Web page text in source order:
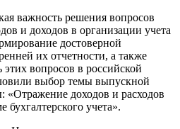
важность решения вопросов
и доходов в организации учета
достоверной
их отчетности, а также
этих вопросов в российской
выбор темы выпускной
доходов и расходов
учета».